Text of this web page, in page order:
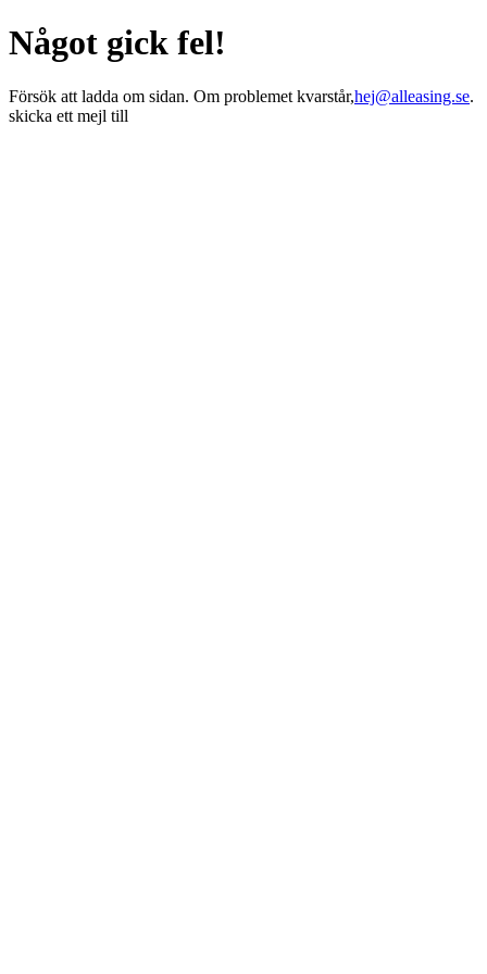
Något gick fel!
Försök att ladda om sidan. Om problemet kvarstår,hej@alleasing.se.
skicka ett mejl till